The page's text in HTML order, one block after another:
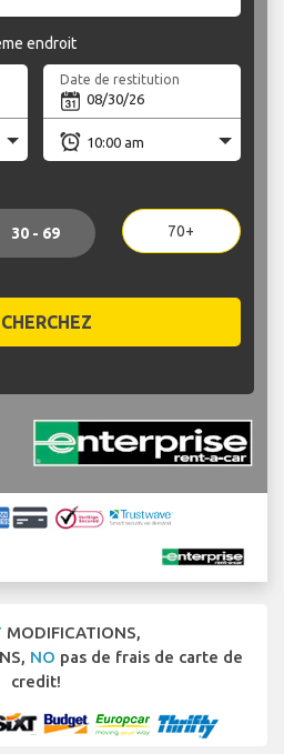
endroit
Date de restitution
30 - 69 70+
MODIFICATIONS,
NO pas de frais de carte de
credit!